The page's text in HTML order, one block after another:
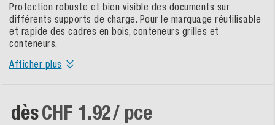
Protection robuste et bien visible des documents sur
différents supports de charge. Pour le marquage réutilisable
et rapide des cadres en bois, conteneurs grilles et
conteneurs.
Afficher plus
dèsCHF 1.92/ pce